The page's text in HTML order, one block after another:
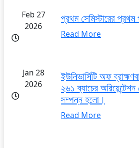
Feb 27
2026
প্রথম সেমিস্টারের প্রথম
Read More
Jan 28
2026
ইউনিভার্সিটি অফ
২৬১ ব্যাচের
সম্পন্ন হলো।
Read More